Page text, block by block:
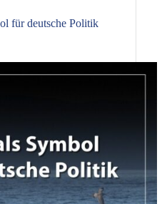
für deutsche Politik